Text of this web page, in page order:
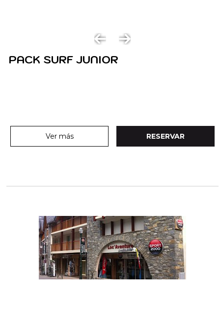
PACK SURF JUNIOR
Ver más RESERVAR